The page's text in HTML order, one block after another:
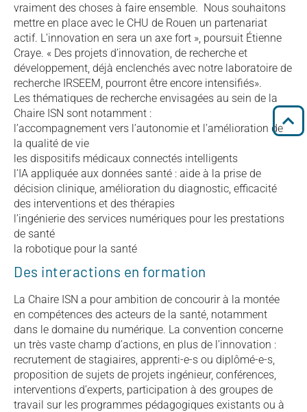
vraiment des choses à faire ensemble. Nous souhaitons
mettre en place avec le CHU de Rouen un partenariat
actif. L’innovation en sera un axe fort », poursuit Étienne
Craye. « Des projets d’innovation, de recherche et
développement, déjà enclenchés avec notre laboratoire de
recherche IRSEEM, pourront être encore intensifiés».
Les thématiques de recherche envisagées au sein de la
Chaire ISN sont notamment :
l’accompagnement vers l’autonomie et l’amélioration de
la qualité de vie
les dispositifs médicaux connectés intelligents
l’IA appliquée aux données santé : aide à la prise de
décision clinique, amélioration du diagnostic, efficacité
des interventions et des thérapies
l’ingénierie des services numériques pour les prestations
de santé
la robotique pour la santé
Des interactions en formation
La Chaire ISN a pour ambition de concourir à la montée
en compétences des acteurs de la santé, notamment
dans le domaine du numérique. La convention concerne
un très vaste champ d’actions, en plus de l’innovation :
recrutement de stagiaires, apprenti-e-s ou diplômé-e-s,
proposition de sujets de projets ingénieur, conférences,
interventions d’experts, participation à des groupes de
travail sur les programmes pédagogiques existants ou à